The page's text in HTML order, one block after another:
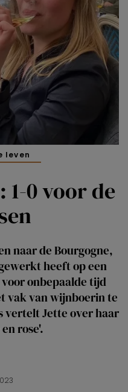
leven
1-0 voor de
naar de Bourgogne,
heeft op een
onbepaalde tijd
vak van wijnboerin te
vertelt Jette over haar
rose'.